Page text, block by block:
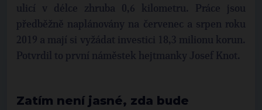
ulicí v délce zhruba 0,6 kilometru. Práce jsou
předběžně naplánovány na červenec a srpen roku
2019 a mají si vyžádat investici 18,3 milionu korun.
Potvrdil to první náměstek hejtmanky Josef Knot.
Zatím není jasné, zda bude